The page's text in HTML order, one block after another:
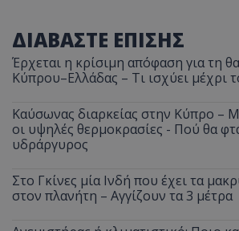
ΔΙΑΒΑΣΤΕ ΕΠΙΣΗΣ
Έρχεται η κρίσιμη απόφαση για τη
Κύπρου–Ελλάδας – Τι ισχύει μέχρι
Καύσωνας διαρκείας στην Κύπρο –
οι υψηλές θερμοκρασίες - Πού θα
υδράργυρος
Στο Γκίνες μία Ινδή που έχει τα
στον πλανήτη – Αγγίζουν τα 3 μέτρα
__cf_bm